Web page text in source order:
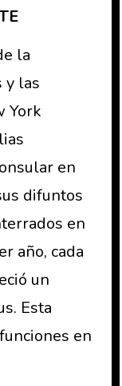
la
y las
York
en
difuntos
en
año, cada
un
Esta
en